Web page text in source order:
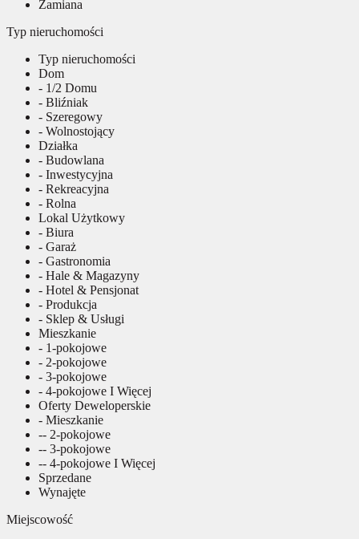
Zamiana
Typ nieruchomości
Typ nieruchomości
Dom
- 1/2 Domu
- Bliźniak
- Szeregowy
- Wolnostojący
Działka
- Budowlana
- Inwestycyjna
- Rekreacyjna
- Rolna
Lokal Użytkowy
- Biura
- Garaż
- Gastronomia
- Hale & Magazyny
- Hotel & Pensjonat
- Produkcja
- Sklep & Usługi
Mieszkanie
- 1-pokojowe
- 2-pokojowe
- 3-pokojowe
- 4-pokojowe I Więcej
Oferty Deweloperskie
- Mieszkanie
-- 2-pokojowe
-- 3-pokojowe
-- 4-pokojowe I Więcej
Sprzedane
Wynajęte
Miejscowość